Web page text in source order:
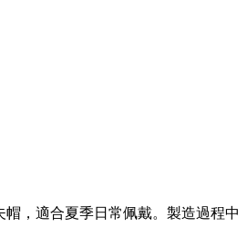
，適合夏季日常佩戴。製造過程中